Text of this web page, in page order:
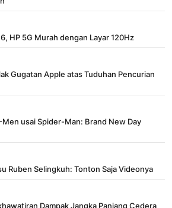
HP 5G Murah dengan Layar 120Hz
Gugatan Apple atas Tuduhan Pencurian
usai Spider-Man: Brand New Day
Ruben Selingkuh: Tonton Saja Videonya
Dampak Jangka Panjang Cedera